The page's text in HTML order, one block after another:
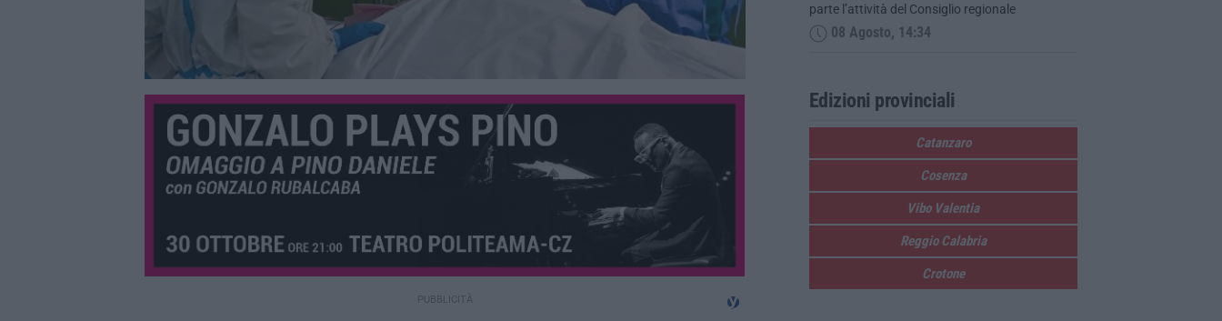
parte l’attività del Consiglio regionale
08 Agosto, 14:34
Edizioni provinciali
Catanzaro
Cosenza
Vibo Valentia
Reggio Calabria
Crotone